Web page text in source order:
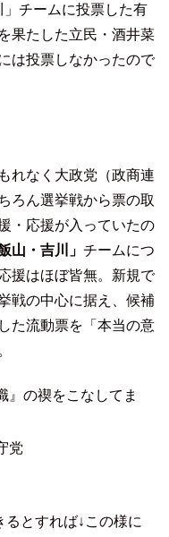
チームに投票した有
果たした立民・酒井菜
は投票しなかったので
れなく大政党（政商連
ろん選挙戦から票の取
・応援が入っていたの
山・吉川」 チームにつ
援はほぼ皆無。新規で
戦の中心に据え、候補
た流動票を「本当の意
の禊をこなしてま
党
るとすれば↓この様に